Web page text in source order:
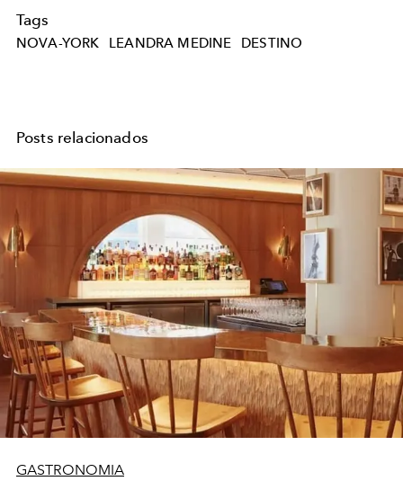
Tags
NOVA-YORK LEANDRA MEDINE DESTINO
Posts relacionados
GASTRONOMIA